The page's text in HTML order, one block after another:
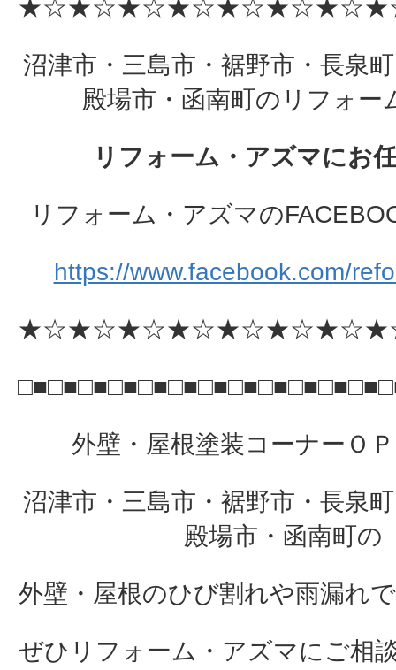
沼津市・三島市・裾野市・長泉
殿場市・函南町のリフォー
リフォーム・アズマにお
リフォーム・アズマの
https://www.facebook.com/
外壁・屋根塗装コーナーＯ
沼津市・三島市・裾野市・長泉
殿場市・函南町の
外壁・屋根のひび割れや雨漏れ
ぜひリフォーム・アズマにご相